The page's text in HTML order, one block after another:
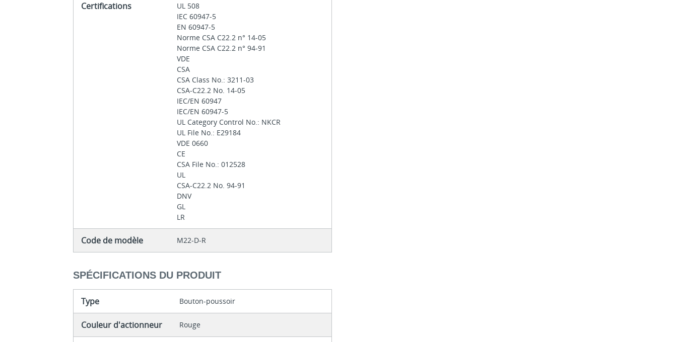
Certifications
UL 508
IEC 60947-5
EN 60947-5
Norme CSA C22.2 n° 14-05
Norme CSA C22.2 n° 94-91
VDE
CSA
CSA Class No.: 3211-03
CSA-C22.2 No. 14-05
IEC/EN 60947
IEC/EN 60947-5
UL Category Control No.: NKCR
UL File No.: E29184
VDE 0660
CE
CSA File No.: 012528
UL
CSA-C22.2 No. 94-91
DNV
GL
LR
Code de modèle M22-D-R
SPÉCIFICATIONS DU PRODUIT
Type Bouton-poussoir
Couleur d'actionneur Rouge